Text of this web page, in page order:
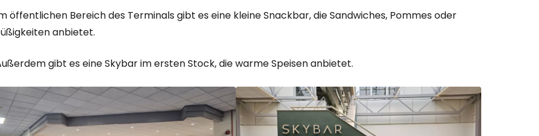
öffentlichen Bereich des Terminals gibt es eine kleine Snackbar, die Sandwiches, Pommes oder
anbietet.
gibt es eine Skybar im ersten Stock, die warme Speisen anbietet.